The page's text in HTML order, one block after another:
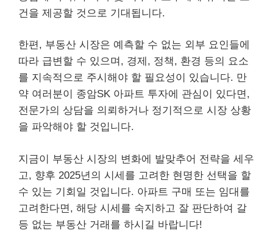
건을 제공할 것으로 기대됩니다.
한편, 부동산 시장은 예측할 수 없는 외부 요인들에
따라 급변할 수 있으며, 경제, 정책, 환경 등의 요소
를 지속적으로 주시해야 할 필요성이 있습니다. 만
약 여러분이 종암SK 아파트 투자에 관심이 있다면,
전문가의 상담을 의뢰하거나 정기적으로 시장 상황
을 파악해야 할 것입니다.
지금이 부동산 시장의 변화에 발맞추어 전략을 세우
고, 향후 2025년의 시세를 고려한 현명한 선택을 할
수 있는 기회일 것입니다. 아파트 구매 또는 임대를
고려한다면, 해당 시세를 숙지하고 잘 판단하여 갈
등 없는 부동산 거래를 하시길 바랍니다!